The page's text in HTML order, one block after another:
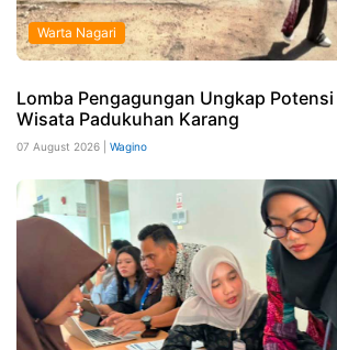
Warta Nagari
Lomba Pengagungan Ungkap Potensi
Wisata Padukuhan Karang
07 August 2026 | Wagino